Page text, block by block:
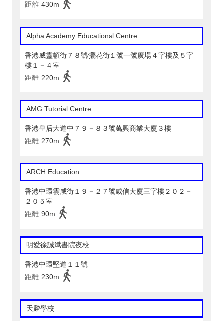
距離 430m
Alpha Academy Educational Centre
香港威靈頓街７８號∕擺花街１號一號廣場４字樓及５字
樓１－４室
距離 220m
AMG Tutorial Centre
香港皇后大道中７９－８３號萬興商業大廈３樓
距離 270m
ARCH Education
香港中環雲咸街１９－２７號威信大廈三字樓２０２－
２０５室
距離 90m
明愛徐誠斌書院夜校
香港中環堅道１１號
距離 230m
天麟學校